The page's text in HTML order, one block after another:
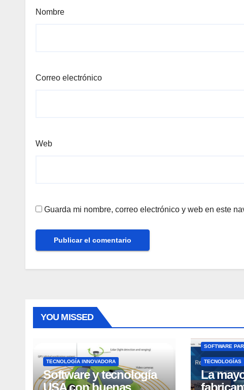
Nombre
Correo electrónico
Web
Guarda mi nombre, correo electrónico y web en este
YOU MISSED
TECNOLOGÍA INNOVADORA
Software y tecnología
USA con buenas
SOFTWARE
TECNOLOGÍAS
La